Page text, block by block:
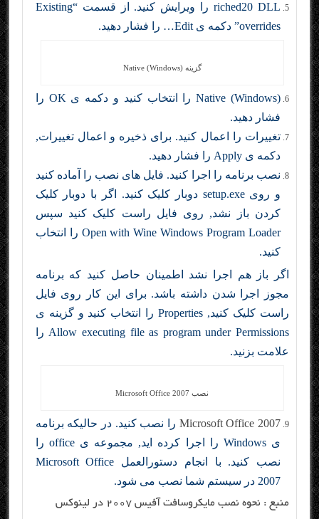
riched20 DLL را ویرایش کنید. از قسمت “Existing
overrides” دکمه ی Edit… را فشار دهید.
گزینه Native (Windows)
(Native (Windows را انتخاب کنید و دکمه ی OK را
فشار دهید.
تغییرات را اعمال کنید. برای ذخیره و اعمال تغییرات,
دکمه ی Apply را فشار دهید.
نصب برنامه را اجرا کنید. فایل های نصب را آماده کنید
و روی setup.exe دوبار کلیک کنید. اگر با دوبار کلیک
کردن باز نشد, روی فایل راست کلیک کنید سپس
Open with Wine Windows Program Loader را انتخاب
کنید.
اگر باز هم اجرا نشد اطمینان حاصل کنید که برنامه
مجوز اجرا شدن داشته باشد. برای این کار روی فایل
راست کلیک کنید, Properties را انتخاب کنید و گزینه ی
Allow executing file as program under Permissions را
علامت بزنید.
نصب Microsoft Office 2007
Microsoft Office 2007 را نصب کنید. در حالیکه برنامه
ی Windows را اجرا کرده اید, مجموعه ی office را
نصب کنید. با انجام دستورالعمل Microsoft Office
2007 در سیستم شما نصب می شود.
منبع : نحوه نصب مایکروسافت آفیس ۲۰۰۷ در لینوکس